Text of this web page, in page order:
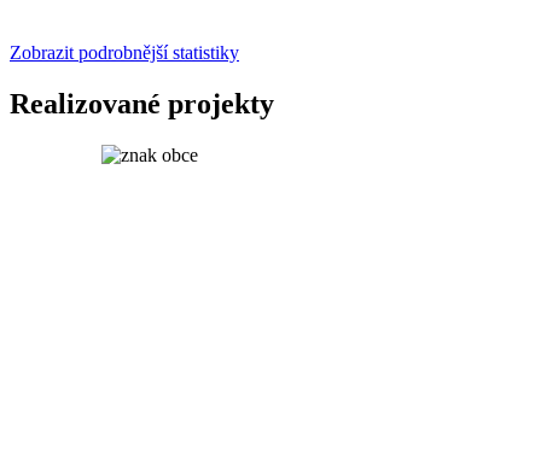
Zobrazit podrobnější statistiky
Realizované projekty